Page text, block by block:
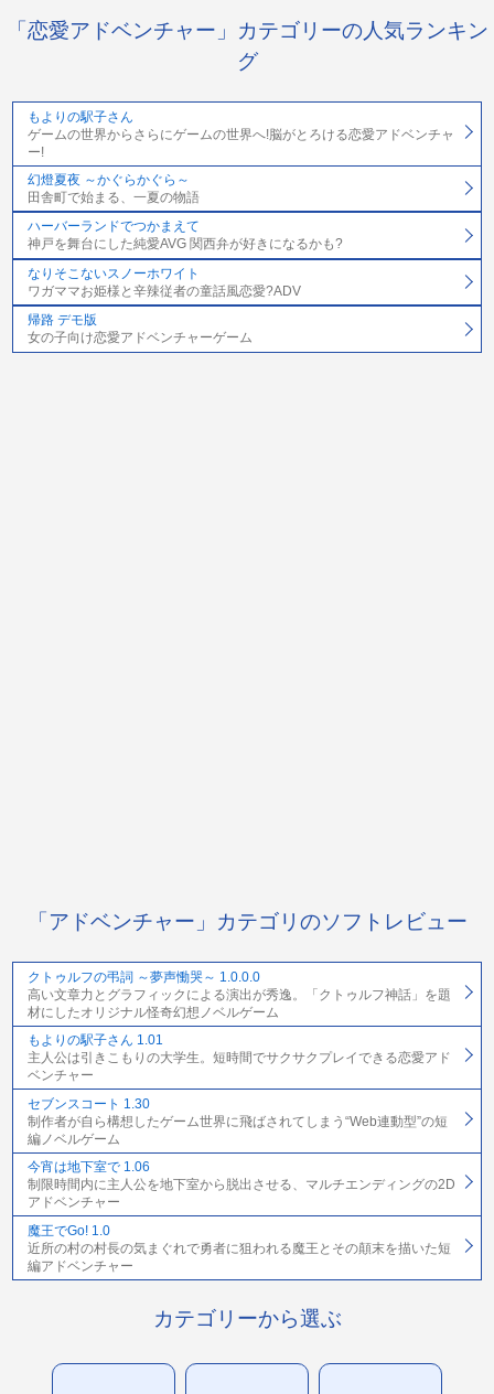
「恋愛アドベンチャー」カテゴリーの人気ランキン
グ
もよりの駅子さん
ゲームの世界からさらにゲームの世界へ!脳がとろける恋愛アドベンチャ
ー!
幻燈夏夜 ～かぐらかぐら～
田舎町で始まる、一夏の物語
ハーバーランドでつかまえて
神戸を舞台にした純愛AVG 関西弁が好きになるかも?
なりそこないスノーホワイト
ワガママお姫様と辛辣従者の童話風恋愛?ADV
帰路 デモ版
女の子向け恋愛アドベンチャーゲーム
「アドベンチャー」カテゴリのソフトレビュー
クトゥルフの弔詞 ～夢声慟哭～ 1.0.0.0
高い文章力とグラフィックによる演出が秀逸。「クトゥルフ神話」を題
材にしたオリジナル怪奇幻想ノベルゲーム
もよりの駅子さん 1.01
主人公は引きこもりの大学生。短時間でサクサクプレイできる恋愛アド
ベンチャー
セブンスコート 1.30
制作者が自ら構想したゲーム世界に飛ばされてしまう“Web連動型”の短
編ノベルゲーム
今宵は地下室で 1.06
制限時間内に主人公を地下室から脱出させる、マルチエンディングの2D
アドベンチャー
魔王でGo! 1.0
近所の村の村長の気まぐれで勇者に狙われる魔王とその顛末を描いた短
編アドベンチャー
カテゴリーから選ぶ